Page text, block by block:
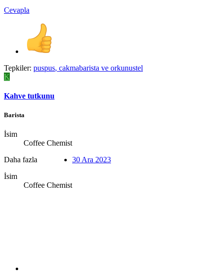
Cevapla
Tepkiler: puspus, cakmabarista ve orkunustel
K
Kahve tutkunu
Barista
İsim
Coffee Chemist
Daha fazla
İsim
Coffee Chemist
30 Ara 2023